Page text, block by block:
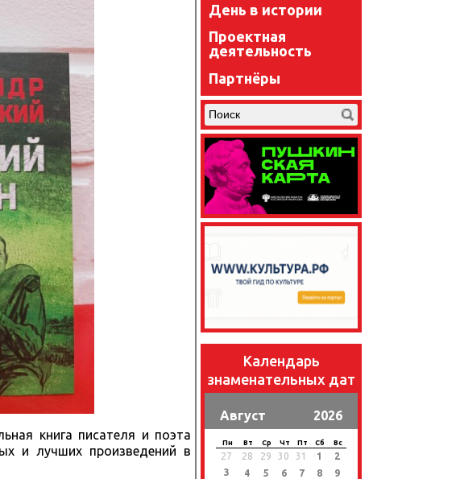
книга писателя и поэта
и лучших произведений в
День в истории
Проектная
деятельность
Партнёры
Календарь
знаменательных дат
Август 2026
Пн Вт Ср Чт Пт Сб Вс
27 28 29 30 31 1
2
3
4 5 6 7 8
9